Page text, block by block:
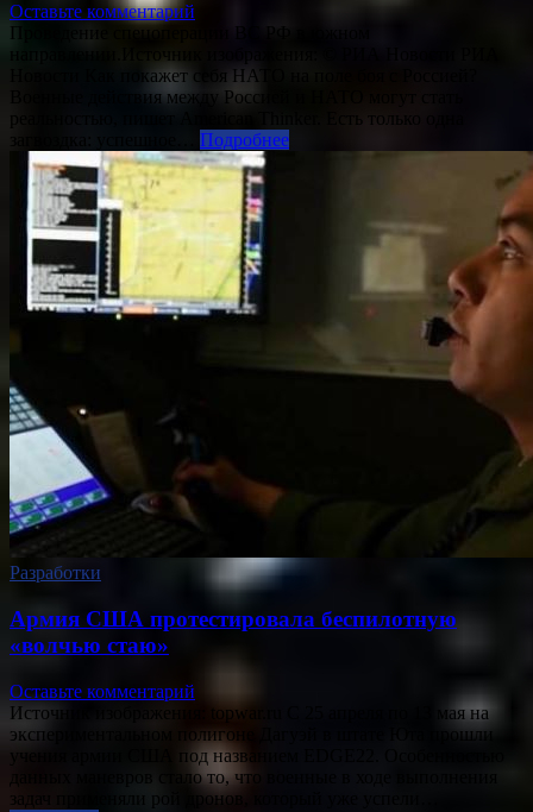
Оставьте комментарий
Проведение спецоперации ВС РФ в южном
направлении.Источник изображения: © РИА Новости РИА
Новости Как покажет себя НАТО на поле боя с Россией?
Военные действия между Россией и НАТО могут стать
Подробнее
Разработки
Армия США протестировала беспилотную
«волчью стаю»
Оставьте комментарий
Источник изображения: topwar.ru С 25 апреля по 13 мая на
экспериментальном полигоне Дагуэй в штате Юта прошли
учения армии США под названием EDGE22. Особенностью
данных маневров стало то, что военные в ходе выполнения
задач применяли рой дронов, который уже успели…